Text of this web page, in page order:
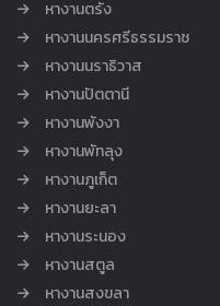
หางานตรัง
หางานนครศรีธรรมราช
หางานนราธิวาส
หางานปัตตานี
หางานพังงา
หางานพัทลุง
หางานภูเก็ต
หางานยะลา
หางานระนอง
หางานสตูล
หางานสงขลา